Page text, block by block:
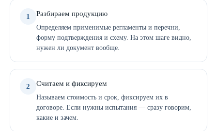
1 Разбираем продукцию
Определяем применимые регламенты и перечни,
форму подтверждения и схему. На этом шаге видно,
нужен ли документ вообще.
2 Считаем и фиксируем
Называем стоимость и срок, фиксируем их в
договоре. Если нужны испытания — сразу говорим,
какие и зачем.